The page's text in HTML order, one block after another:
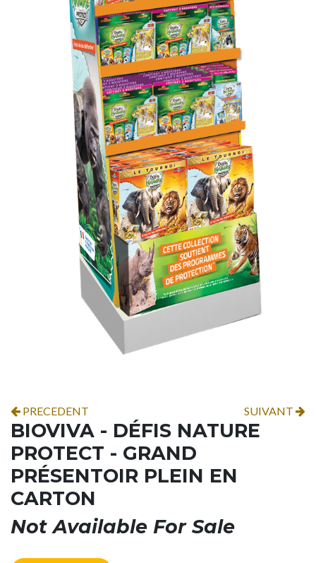
PRECEDENT SUIVANT
BIOVIVA - DÉFIS NATURE
PROTECT - GRAND
PRÉSENTOIR PLEIN EN
CARTON
Not Available For Sale